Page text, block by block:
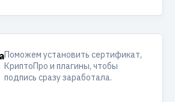
Поможем установить сертификат,
КриптоПро и плагины, чтобы
подпись сразу заработала.